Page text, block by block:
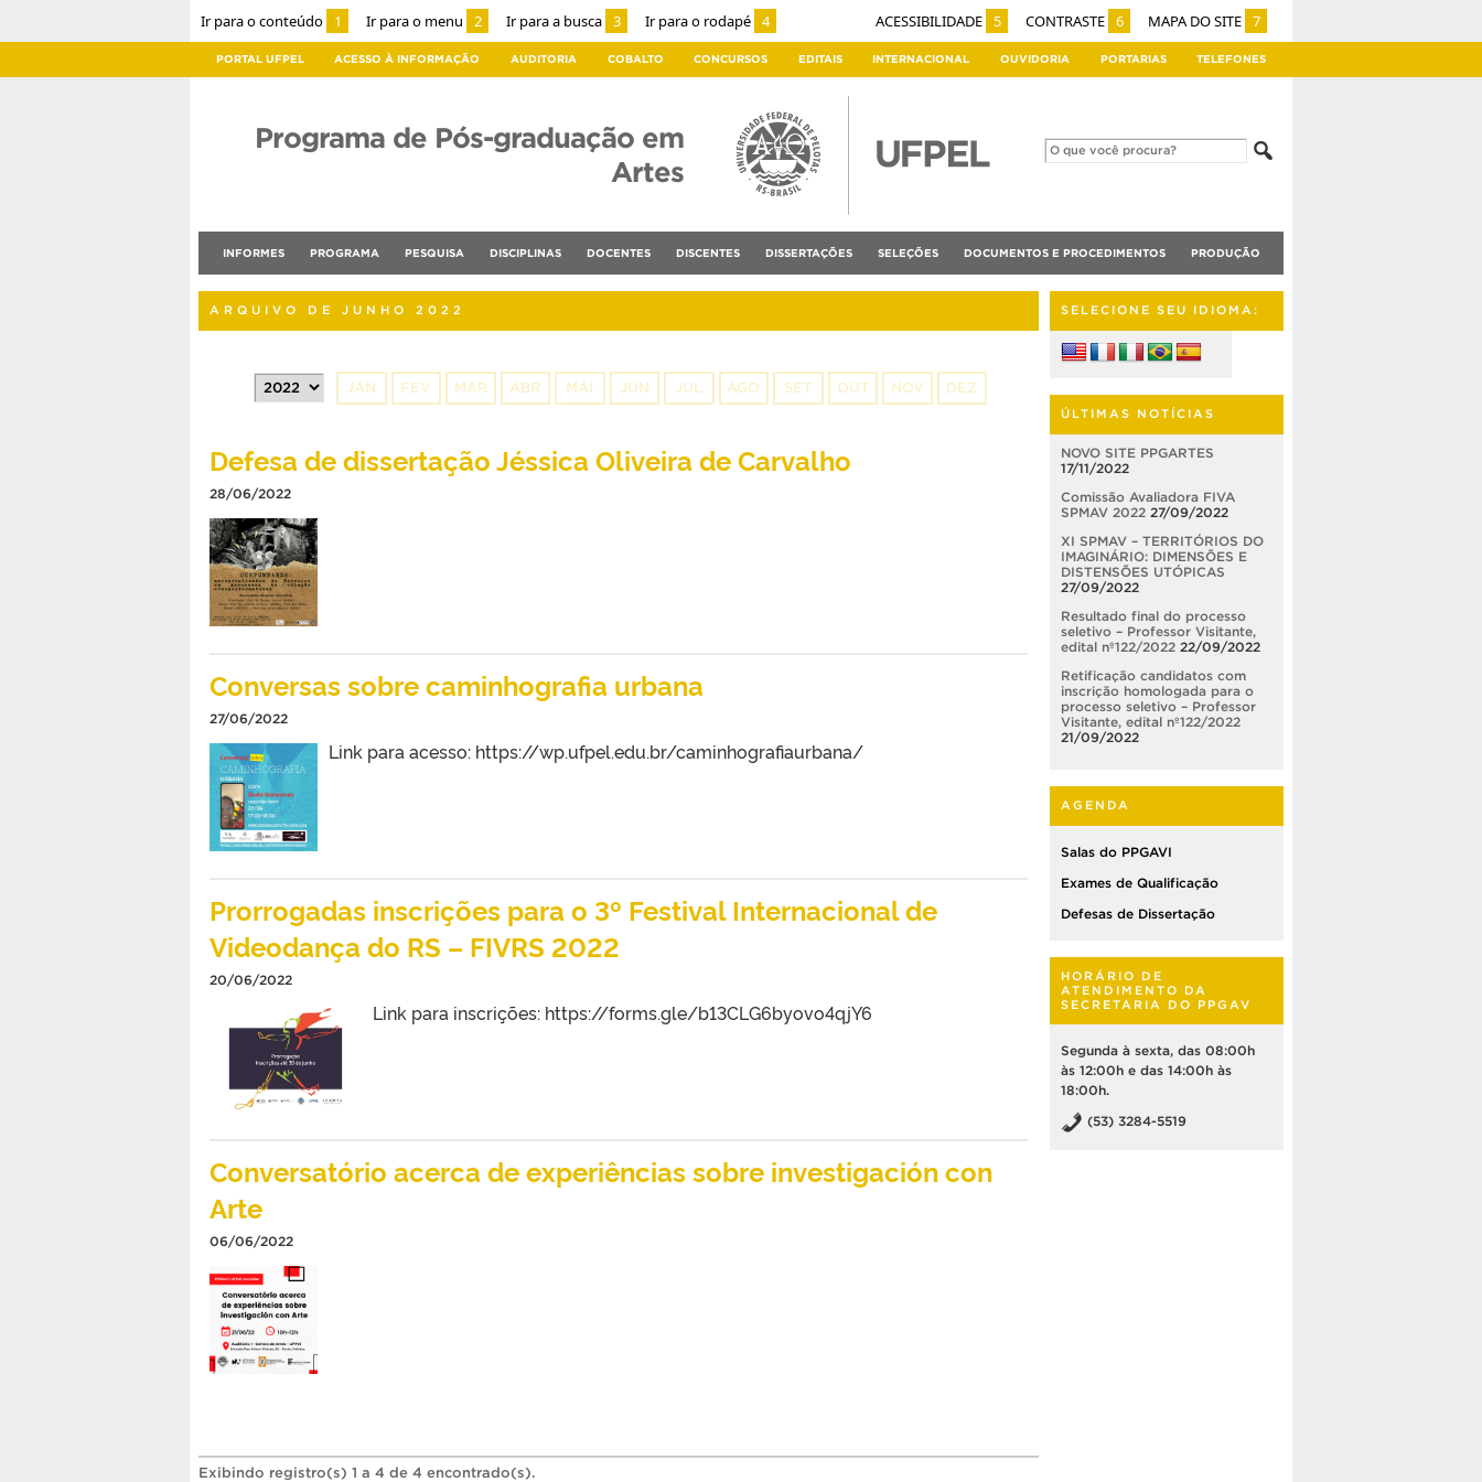
Ir para o conteúdo 1 Ir para o menu 2 Ir para a busca 3 Ir para o rodapé 4 ACESSIBILIDADE 5 CONTRASTE 6 MAPA DO SITE 7
PORTAL UFPEL ACESSO À INFORMAÇÃO AUDITORIA COBALTO CONCURSOS EDITAIS INTERNACIONAL OUVIDORIA PORTARIAS TELEFONES
Programa de Pós-graduação em
Artes
INFORMES PROGRAMA PESQUISA DISCIPLINAS DOCENTES DISCENTES DISSERTAÇÕES SELEÇÕES DOCUMENTOS E PROCEDIMENTOS PRODUÇÃO
ARQUIVO DE JUNHO 2022
JAN FEV MAR ABR MAI JUN JUL AGO SET OUT NOV DEZ
Defesa de dissertação Jéssica Oliveira de Carvalho
28/06/2022
Conversas sobre caminhografia urbana
27/06/2022
Link para acesso: https://wp.ufpel.edu.br/caminhografiaurbana/
Prorrogadas inscrições para o 3º Festival Internacional de
Videodança do RS – FIVRS 2022
20/06/2022
Link para inscrições: https://forms.gle/b13CLG6byovo4qjY6
Conversatório acerca de experiências sobre investigación con
Arte
06/06/2022
Exibindo registro(s) 1 a 4 de 4 encontrado(s).
SELECIONE SEU IDIOMA:
ÚLTIMAS NOTÍCIAS
NOVO SITE PPGARTES
17/11/2022
Comissão Avaliadora FIVA
SPMAV 2022 27/09/2022
XI SPMAV – TERRITÓRIOS DO
IMAGINÁRIO: DIMENSÕES E
DISTENSÕES UTÓPICAS
27/09/2022
Resultado final do processo
seletivo – Professor Visitante,
edital nº122/2022 22/09/2022
Retificação candidatos com
inscrição homologada para o
processo seletivo – Professor
Visitante, edital nº122/2022
21/09/2022
AGENDA
Salas do PPGAVI
Exames de Qualificação
Defesas de Dissertação
HORÁRIO DE
ATENDIMENTO DA
SECRETARIA DO PPGAV
Segunda à sexta, das 08:00h
às 12:00h e das 14:00h às
18:00h.
(53) 3284-5519